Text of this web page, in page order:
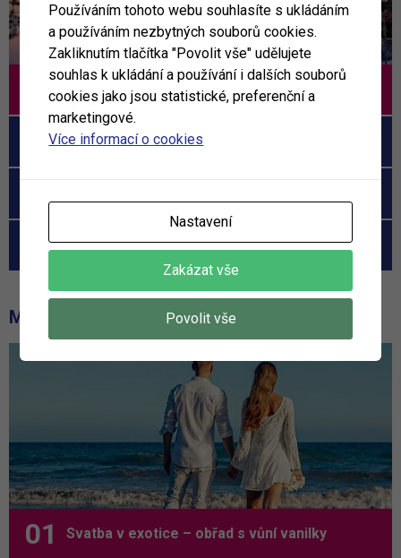
Tamassa
Constance Ephelia
Hotel Patatran Village
MOHLO BY VÁS ZAJÍMAT
Svatba v exotice – obřad s vůní vanilky
Používáním tohoto webu souhlasíte s ukládáním
a používáním nezbytných souborů cookies.
Zakliknutím tlačítka "Povolit vše" udělujete
souhlas k ukládání a používání i dalších souborů
cookies jako jsou statistické, preferenční a
marketingové.
Více informací o cookies
Nastavení
Zakázat vše
Povolit vše